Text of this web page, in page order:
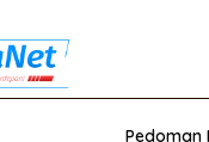
Pedoman